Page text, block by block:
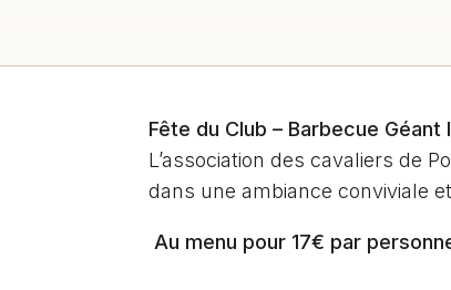
Poney : compétition
Fête du Club – Barbecue Géant
L’association des cavaliers de
dans une ambiance conviviale
️Au menu pour 17€ par